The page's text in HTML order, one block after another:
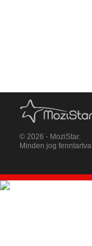
© 2026 - MoziStar.
Minden jog fenntartva